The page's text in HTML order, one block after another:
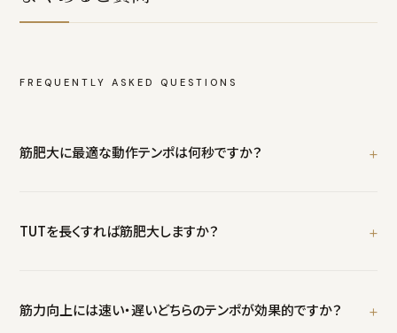
FREQUENTLY ASKED QUESTIONS
筋肥大に最適な動作テンポは何秒ですか？
意図で1-2秒、ECCを2-4秒。低負荷（50-60%1RM）では両局面とも
TUTを長くすれば筋肥大しますか？
ルテンションが主刺激のため、TUTのために重量やレップ数を犠牲
筋力向上には速い・遅いどちらのテンポが効果的ですか？